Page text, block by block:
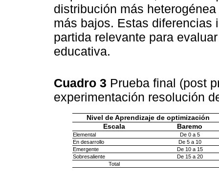
distribución más
más bajos. Estas diferencias
partida relevante para
educativa.
Cuadro 3 Prueba final (post
experimentación resolución
Nivel de Aprendizaje de optimización
Escala
Baremo
Elemental
De 0 a 5
En desarrollo
De 5 a 10
Emergente
De 10 a 15
Sobresaliente
De 15 a 20
Total